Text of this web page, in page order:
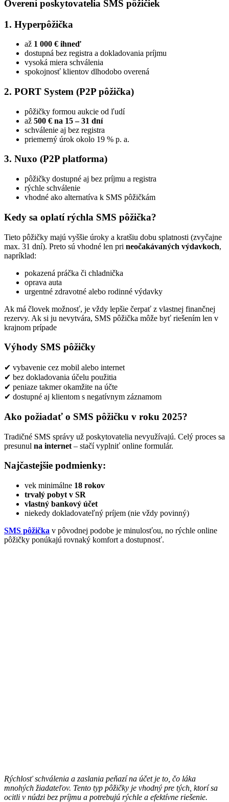
Overení poskytovatelia SMS pôžičiek
1. Hyperpôžička
až 1 000 € ihneď
dostupná bez registra a dokladovania príjmu
vysoká miera schválenia
spokojnosť klientov dlhodobo overená
2. PORT System (P2P pôžička)
pôžičky formou aukcie od ľudí
až 500 € na 15 – 31 dní
schválenie aj bez registra
priemerný úrok okolo 19 % p. a.
3. Nuxo (P2P platforma)
pôžičky dostupné aj bez príjmu a registra
rýchle schválenie
vhodné ako alternatíva k SMS pôžičkám
Kedy sa oplatí rýchla SMS pôžička?
Tieto pôžičky majú vyššie úroky a kratšiu dobu splatnosti (zvyčajne
max. 31 dní). Preto sú vhodné len pri neočakávaných výdavkoch,
napríklad:
pokazená práčka či chladnička
oprava auta
urgentné zdravotné alebo rodinné výdavky
Ak má človek možnosť, je vždy lepšie čerpať z vlastnej finančnej
rezervy. Ak si ju nevytvára, SMS pôžička môže byť riešením len v
krajnom prípade
Výhody SMS pôžičky
✔ vybavenie cez mobil alebo internet
✔ bez dokladovania účelu použitia
✔ peniaze takmer okamžite na účte
✔ dostupné aj klientom s negatívnym záznamom
Ako požiadať o SMS pôžičku v roku 2025?
Tradičné SMS správy už poskytovatelia nevyužívajú. Celý proces sa
presunul na internet – stačí vyplniť online formulár.
Najčastejšie podmienky:
vek minimálne 18 rokov
trvalý pobyt v SR
vlastný bankový účet
niekedy dokladovateľný príjem (nie vždy povinný)
SMS pôžička v pôvodnej podobe je minulosťou, no rýchle online
pôžičky ponúkajú rovnaký komfort a dostupnosť.
Rýchlosť schválenia a zaslania peňazí na účet je to, čo láka
mnohých žiadateľov. Tento typ pôžičky je vhodný pre tých, ktorí sa
ocitli v núdzi bez príjmu a potrebujú rýchle a efektívne riešenie.